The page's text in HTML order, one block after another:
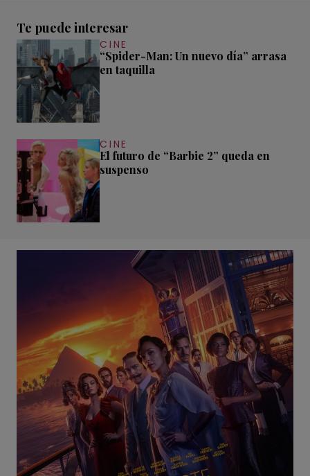
Te puede interesar
CINE
“Spider-Man: Un nuevo día” arrasa
en taquilla
CINE
El futuro de “Barbie 2” queda en
suspenso